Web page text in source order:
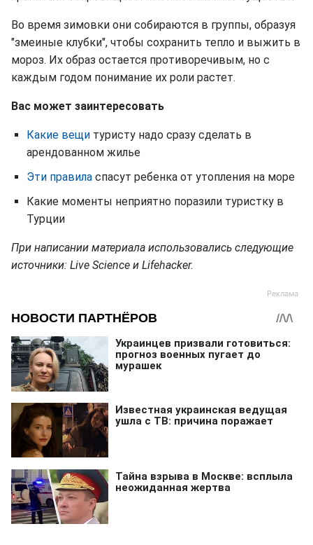
Во время зимовки они собираются в группы, образуя
"змеиные клубки", чтобы сохранить тепло и выжить в
мороз. Их образ остается противоречивым, но с
каждым годом понимание их роли растет.
Вас может заинтересовать
Какие вещи туристу надо сразу сделать в
арендованном жилье
Эти правила спасут ребенка от утопления на море
Какие моменты неприятно поразили туристку в
Турции
При написании материала использовались следующие
источники: Live Science и Lifehacker.